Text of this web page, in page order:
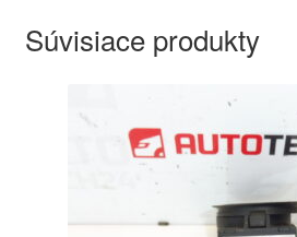
Súvisiace produkty